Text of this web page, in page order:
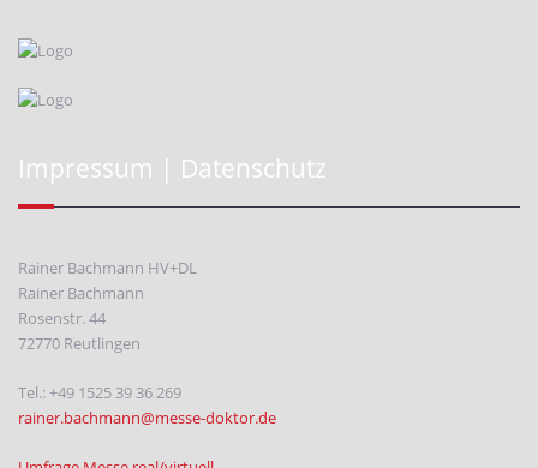
Impressum | Datenschutz
Rainer Bachmann HV+DL
Rainer Bachmann
Rosenstr. 44
72770 Reutlingen
Tel.: +49 1525 39 36 269
rainer.bachmann@messe-doktor.de